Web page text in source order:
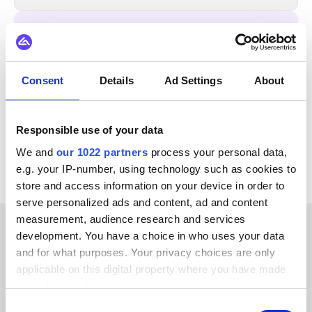
Consent Details Ad Settings About
Responsible use of your data
We and our 1022 partners process your personal data,
e.g. your IP-number, using technology such as cookies to
store and access information on your device in order to
serve personalized ads and content, ad and content
measurement, audience research and services
development. You have a choice in who uses your data
and for what purposes. Your privacy choices are only
applicable on this digital property where you have made
your choices. You can change or withdraw your consent
Virto Commerce Litium
Alle KatanaPIM Integrationen ansehen
ERFOLGSGESCHICHTEN UNSERER KUNDEN
Erfahren Sie, was uns bei